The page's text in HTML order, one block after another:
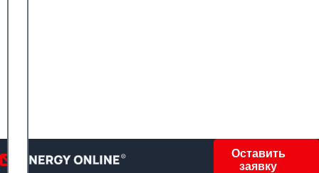
Оставить
заявку